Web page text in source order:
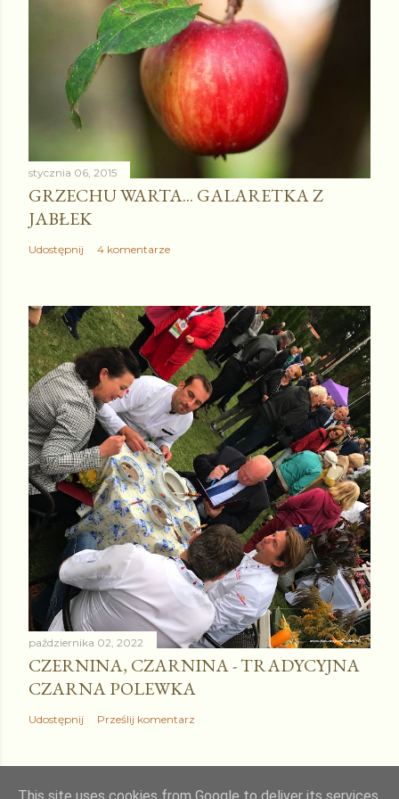
stycznia 06, 2015
GRZECHU WARTA... GALARETKA Z
JABŁEK
Udostępnij 4 komentarze
października 02, 2022
CZERNINA, CZARNINA - TRADYCYJNA
CZARNA POLEWKA
Udostępnij Prześlij komentarz